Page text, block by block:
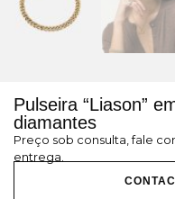
Pulseira “Liason”
diamantes
Preço sob consulta, fale
entrega.